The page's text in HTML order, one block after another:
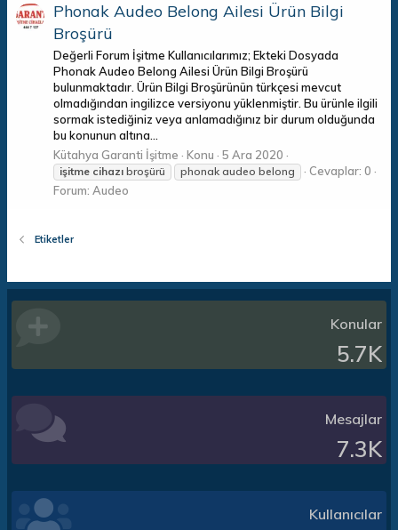
Phonak Audeo Belong Ailesi Ürün Bilgi
Broşürü
Değerli Forum İşitme Kullanıcılarımız; Ekteki Dosyada
Phonak Audeo Belong Ailesi Ürün Bilgi Broşürü
bulunmaktadır. Ürün Bilgi Broşürünün türkçesi mevcut
olmadığından ingilizce versiyonu yüklenmiştir. Bu ürünle ilgili
sormak istediğiniz veya anlamadığınız bir durum olduğunda
bu konunun altına...
Kütahya Garanti İşitme
Konu 5 Ara 2020
işitme cihazı broşürü phonak audeo belong
Cevaplar: 0
Forum: Audeo
Etiketler
Konular
5.7K
Mesajlar
7.3K
Kullanıcılar